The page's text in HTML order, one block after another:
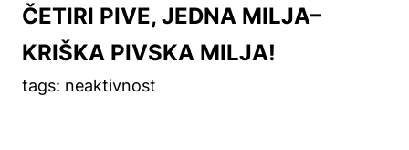
ČETIRI PIVE, JEDNA MILJA–
KRIŠKA PIVSKA MILJA!
tags: neaktivnost